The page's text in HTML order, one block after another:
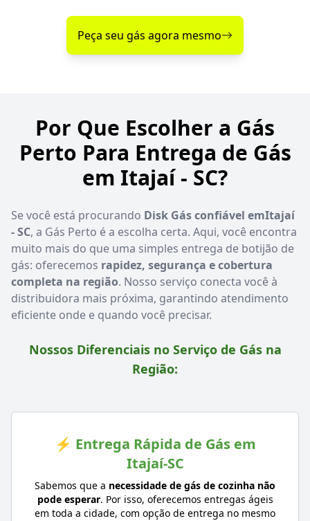
Peça seu gás agora mesmo
Por Que Escolher a Gás
Perto Para Entrega de Gás
em Itajaí - SC?
Se você está procurando Disk Gás confiável emItajaí
- SC, a Gás Perto é a escolha certa. Aqui, você encontra
muito mais do que uma simples entrega de botijão de
gás: oferecemos rapidez, segurança e cobertura
completa na região. Nosso serviço conecta você à
distribuidora mais próxima, garantindo atendimento
eficiente onde e quando você precisar.
Nossos Diferenciais no Serviço de Gás na
Região:
⚡ Entrega Rápida de Gás em
Itajaí-SC
Sabemos que a necessidade de gás de cozinha não
pode esperar. Por isso, oferecemos entregas ágeis
em toda a cidade, com opção de entrega no mesmo